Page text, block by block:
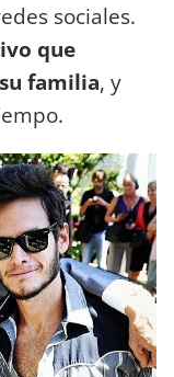
sociales.
que
familia, y